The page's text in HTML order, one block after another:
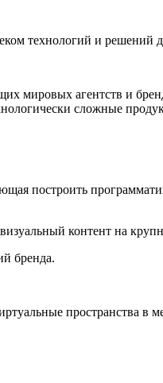
технологий и решений
мировых агентств и
сложные
построить
контент на
бренда.
пространства в